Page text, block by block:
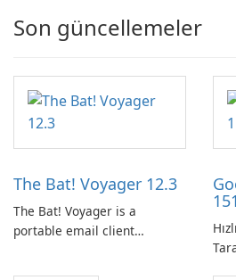
Son güncellemeler
The Bat! Voyager 12.3
The Bat! Voyager is a
portable email client